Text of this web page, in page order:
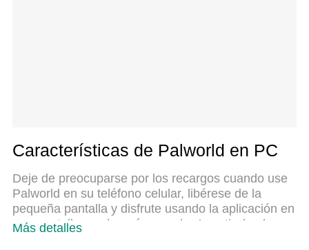
Características de Palworld en PC
Deje de preocuparse por los recargos cuando use
Palworld en su teléfono celular, libérese de la
pequeña pantalla y disfrute usando la aplicación en
una pantalla mucho más grande. A partir de ahora,
Más detalles